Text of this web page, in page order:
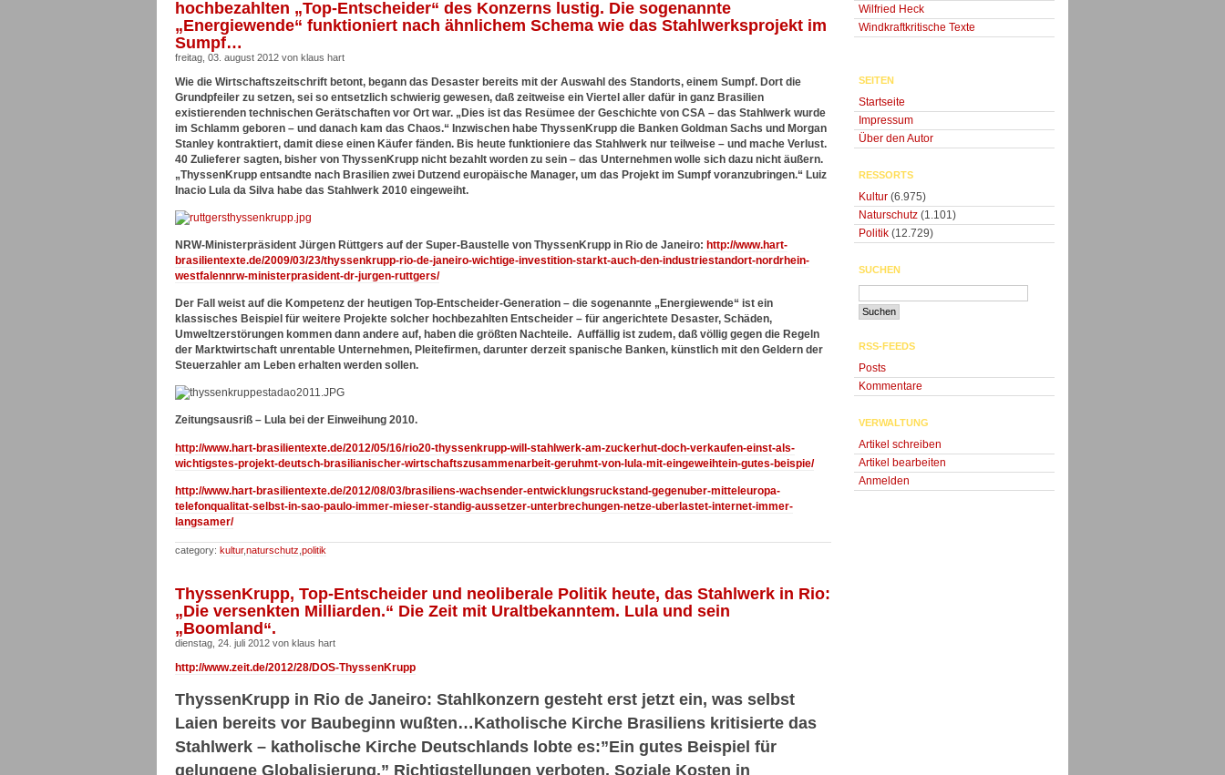
hochbezahlten „Top-Entscheider“ des Konzerns lustig. Die sogenannte
„Energiewende“ funktioniert nach ähnlichem Schema wie das Stahlwerksprojekt im
Sumpf…
freitag, 03. august 2012 von klaus hart
Wie die Wirtschaftszeitschrift betont, begann das Desaster bereits mit der Auswahl des Standorts, einem Sumpf. Dort die
Grundpfeiler zu setzen, sei so entsetzlich schwierig gewesen, daß zeitweise ein Viertel aller dafür in ganz Brasilien
existierenden technischen Gerätschaften vor Ort war. „Dies ist das Resümee der Geschichte von CSA – das Stahlwerk wurde
im Schlamm geboren – und danach kam das Chaos.“ Inzwischen habe ThyssenKrupp die Banken Goldman Sachs und Morgan
Stanley kontraktiert, damit diese einen Käufer fänden. Bis heute funktioniere das Stahlwerk nur teilweise – und mache Verlust.
40 Zulieferer sagten, bisher von ThyssenKrupp nicht bezahlt worden zu sein – das Unternehmen wolle sich dazu nicht äußern.
„ThyssenKrupp entsandte nach Brasilien zwei Dutzend europäische Manager, um das Projekt im Sumpf voranzubringen.“ Luiz
Inacio Lula da Silva habe das Stahlwerk 2010 eingeweiht.
NRW-Ministerpräsident Jürgen Rüttgers auf der Super-Baustelle von ThyssenKrupp in Rio de Janeiro: http://www.hart-
brasilientexte.de/2009/03/23/thyssenkrupp-rio-de-janeiro-wichtige-investition-starkt-auch-den-industriestandort-nordrhein-
westfalennrw-ministerprasident-dr-jurgen-ruttgers/
Der Fall weist auf die Kompetenz der heutigen Top-Entscheider-Generation – die sogenannte „Energiewende“ ist ein
klassisches Beispiel für weitere Projekte solcher hochbezahlten Entscheider – für angerichtete Desaster, Schäden,
Umweltzerstörungen kommen dann andere auf, haben die größten Nachteile. Auffällig ist zudem, daß völlig gegen die Regeln
der Marktwirtschaft unrentable Unternehmen, Pleitefirmen, darunter derzeit spanische Banken, künstlich mit den Geldern der
Steuerzahler am Leben erhalten werden sollen.
Zeitungsausriß – Lula bei der Einweihung 2010.
http://www.hart-brasilientexte.de/2012/05/16/rio20-thyssenkrupp-will-stahlwerk-am-zuckerhut-doch-verkaufen-einst-als-
wichtigstes-projekt-deutsch-brasilianischer-wirtschaftszusammenarbeit-geruhmt-von-lula-mit-eingeweihtein-gutes-beispie/
http://www.hart-brasilientexte.de/2012/08/03/brasiliens-wachsender-entwicklungsruckstand-gegenuber-mitteleuropa-
telefonqualitat-selbst-in-sao-paulo-immer-mieser-standig-aussetzer-unterbrechungen-netze-uberlastet-internet-immer-
langsamer/
category: kultur,naturschutz politik
ThyssenKrupp, Top-Entscheider und neoliberale Politik heute, das Stahlwerk in Rio:
„Die versenkten Milliarden.“ Die Zeit mit Uraltbekanntem. Lula und sein
„Boomland“.
dienstag, 24. juli 2012 von klaus hart
http://www.zeit.de/2012/28/DOS-ThyssenKrupp
ThyssenKrupp in Rio de Janeiro: Stahlkonzern gesteht erst jetzt ein, was selbst
Laien bereits vor Baubeginn wußten…Katholische Kirche Brasiliens kritisierte das
Stahlwerk – katholische Kirche Deutschlands lobte es:”Ein gutes Beispiel für
gelungene Globalisierung.” Richtigstellungen verboten. Soziale Kosten in
Wilfried Heck
Windkraftkritische Texte
SEITEN
Startseite
Impressum
Über den Autor
RESSORTS
Kultur (6.975)
Naturschutz (1.101)
Politik (12.729)
SUCHEN
RSS-FEEDS
Posts
Kommentare
VERWALTUNG
Artikel schreiben
Artikel bearbeiten
Anmelden